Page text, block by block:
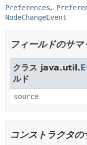
Preferences
NodeChangeEvent
フィールドのサマ
クラス java.util.
ルド
source
コンストラクタの